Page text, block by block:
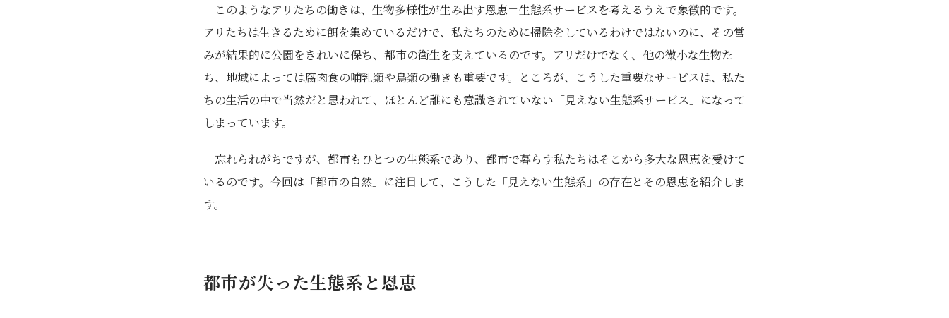
このようなアリたちの働きは、生物多様性が生み出す恩恵＝生態系サービスを考えるうえで象徴的です。
アリたちは生きるために餌を集めているだけで、私たちのために掃除をしているわけではないのに、その営
みが結果的に公園をきれいに保ち、都市の衛生を支えているのです。アリだけでなく、他の微小な生物た
ち、地域によっては腐肉食の哺乳類や鳥類の働きも重要です。ところが、こうした重要なサービスは、私た
ちの生活の中で当然だと思われて、ほとんど誰にも意識されていない「見えない生態系サービス」になって
しまっています。
忘れられがちですが、都市もひとつの生態系であり、都市で暮らす私たちはそこから多大な恩恵を受けて
いるのです。今回は「都市の自然」に注目して、こうした「見えない生態系」の存在とその恩恵を紹介しま
す。
都市が失った生態系と恩恵